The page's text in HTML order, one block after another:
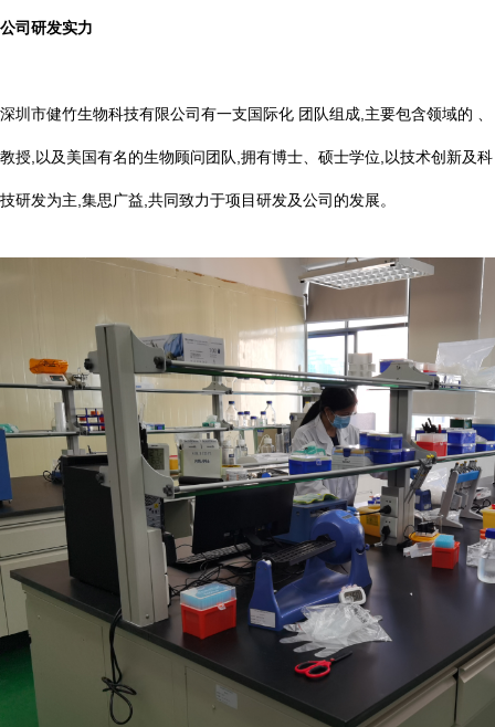
公司研发实力
深圳市健竹生物科技有限公司有一支国际化 团队组成,主要包含领域的 、
教授,以及美国有名的生物顾问团队,拥有博士、硕士学位,以技术创新及科
技研发为主,集思广益,共同致力于项目研发及公司的发展。